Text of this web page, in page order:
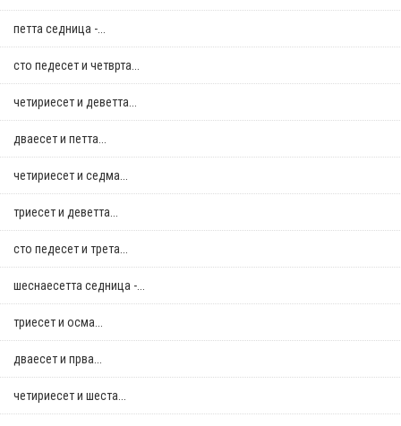
петта седница -...
сто педесет и четврта...
четириесет и деветта...
дваесет и петта...
четириесет и седма...
триесет и деветта...
сто педесет и трета...
шеснаесетта седница -...
триесет и осма...
дваесет и прва...
четириесет и шеста...